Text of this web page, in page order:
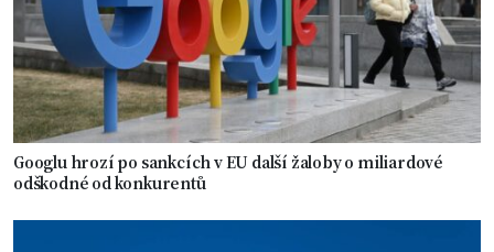
Googlu hrozí po sankcích v EU další žaloby o miliardové
odškodné od konkurentů